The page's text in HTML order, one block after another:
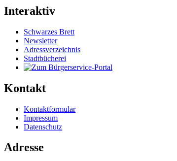
Interaktiv
Schwarzes Brett
Newsletter
Adressverzeichnis
Stadtbücherei
Kontakt
Kontaktformular
Impressum
Datenschutz
Adresse